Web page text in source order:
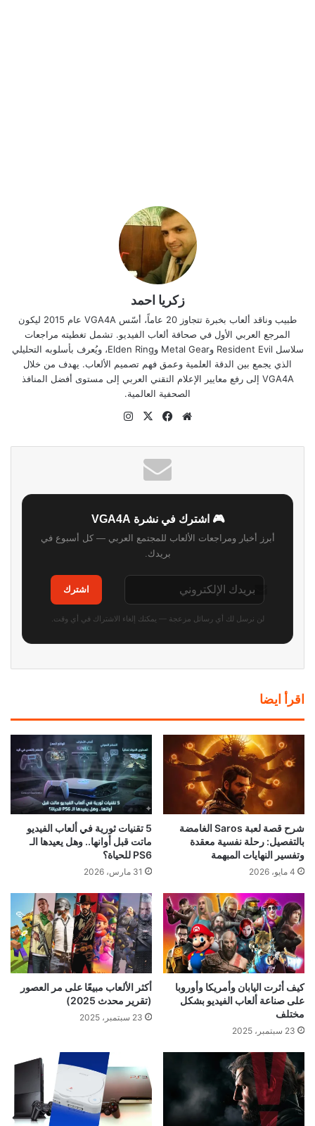
زكريا احمد
طبيب وناقد ألعاب بخبرة تتجاوز 20 عاماً، أسّس VGA4A عام 2015 ليكون
المرجع العربي الأول في صحافة ألعاب الفيديو. تشمل تغطيته مراجعات
سلاسل Resident Evil وMetal Gear وElden Ring، ويُعرف بأسلوبه التحليلي
الذي يجمع بين الدقة العلمية وعمق فهم تصميم الألعاب. يهدف من خلال
VGA4A إلى رفع معايير الإعلام التقني العربي إلى مستوى أفضل المنافذ
الصحفية العالمية.
موقع
فيسبوك
‫X
🎮 اشترك في نشرة VGA4A
أبرز أخبار ومراجعات الألعاب للمجتمع العربي — كل أسبوع في
بريدك.
اشترك
لن نرسل لك أي رسائل مزعجة — يمكنك إلغاء الاشتراك في أي وقت.
اقرأ ايضا
شرح قصة لعبة Saros الغامضة
بالتفصيل: رحلة نفسية معقدة
وتفسير النهايات المبهمة
4 مايو، 2026
5 تقنيات ثورية في ألعاب الفيديو
ماتت قبل أوانها.. وهل يعيدها الـ
PS6 للحياة؟
31 مارس، 2026
كيف أثرت اليابان وأمريكا وأوروبا
على صناعة ألعاب الفيديو بشكل
مختلف
23 سبتمبر، 2025
أكثر الألعاب مبيعًا على مر العصور
(تقرير محدث 2025)
23 سبتمبر، 2025